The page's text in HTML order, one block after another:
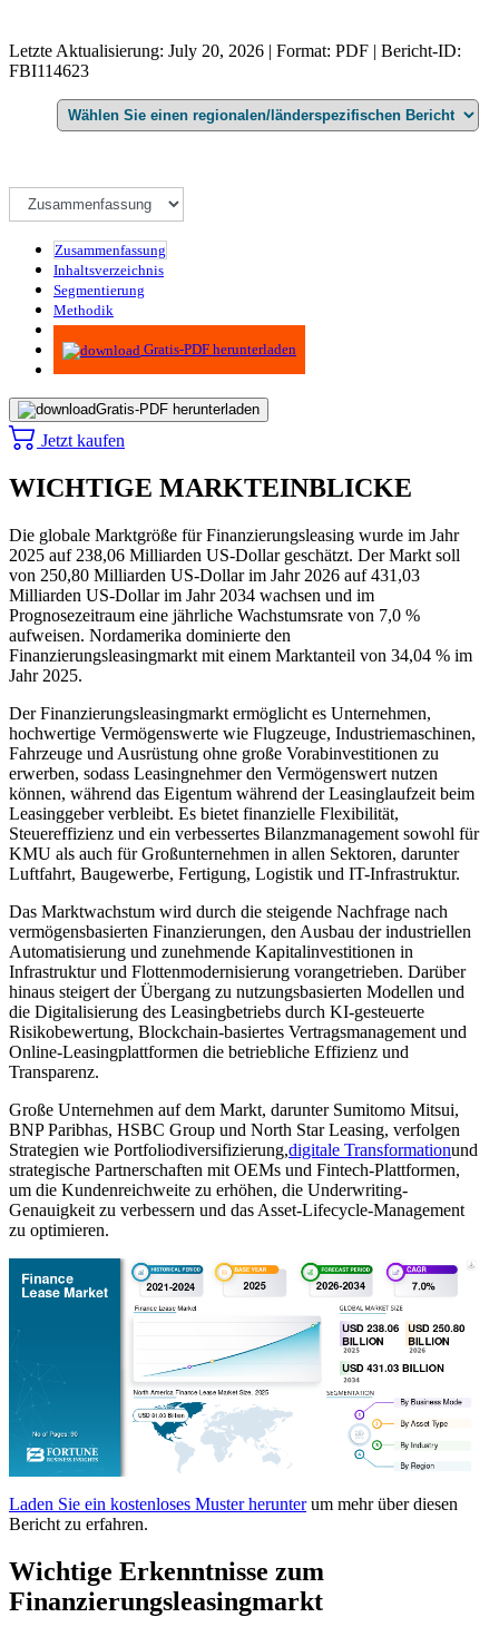
Letzte Aktualisierung: July 20, 2026 | Format: PDF | Bericht-ID:
FBI114623
Zusammenfassung
Inhaltsverzeichnis
Segmentierung
Methodik
Infografiken
Gratis-PDF herunterladen
Gratis-PDF herunterladen
Jetzt kaufen
WICHTIGE MARKTEINBLICKE
Die globale Marktgröße für Finanzierungsleasing wurde im Jahr
2025 auf 238,06 Milliarden US-Dollar geschätzt. Der Markt soll
von 250,80 Milliarden US-Dollar im Jahr 2026 auf 431,03
Milliarden US-Dollar im Jahr 2034 wachsen und im
Prognosezeitraum eine jährliche Wachstumsrate von 7,0 %
aufweisen. Nordamerika dominierte den
Finanzierungsleasingmarkt mit einem Marktanteil von 34,04 % im
Jahr 2025.
Der Finanzierungsleasingmarkt ermöglicht es Unternehmen,
hochwertige Vermögenswerte wie Flugzeuge, Industriemaschinen,
Fahrzeuge und Ausrüstung ohne große Vorabinvestitionen zu
erwerben, sodass Leasingnehmer den Vermögenswert nutzen
können, während das Eigentum während der Leasinglaufzeit beim
Leasinggeber verbleibt. Es bietet finanzielle Flexibilität,
Steuereffizienz und ein verbessertes Bilanzmanagement sowohl für
KMU als auch für Großunternehmen in allen Sektoren, darunter
Luftfahrt, Baugewerbe, Fertigung, Logistik und IT-Infrastruktur.
Das Marktwachstum wird durch die steigende Nachfrage nach
vermögensbasierten Finanzierungen, den Ausbau der industriellen
Automatisierung und zunehmende Kapitalinvestitionen in
Infrastruktur und Flottenmodernisierung vorangetrieben. Darüber
hinaus steigert der Übergang zu nutzungsbasierten Modellen und
die Digitalisierung des Leasingbetriebs durch KI-gesteuerte
Risikobewertung, Blockchain-basiertes Vertragsmanagement und
Online-Leasingplattformen die betriebliche Effizienz und
Transparenz.
Große Unternehmen auf dem Markt, darunter Sumitomo Mitsui,
BNP Paribhas, HSBC Group und North Star Leasing, verfolgen
Strategien wie Portfoliodiversifizierung,digitale Transformationund
strategische Partnerschaften mit OEMs und Fintech-Plattformen,
um die Kundenreichweite zu erhöhen, die Underwriting-
Genauigkeit zu verbessern und das Asset-Lifecycle-Management
zu optimieren.
Laden Sie ein kostenloses Muster herunterum mehr über diesen
Bericht zu erfahren.
Wichtige Erkenntnisse zum
Finanzierungsleasingmarkt